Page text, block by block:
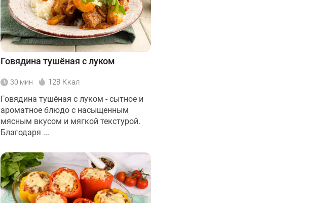
Говядина тушёная с луком
30 мин 128 Ккал
Говядина тушёная с луком - сытное и
ароматное блюдо с насыщенным
мясным вкусом и мягкой текстурой.
Благодаря ...